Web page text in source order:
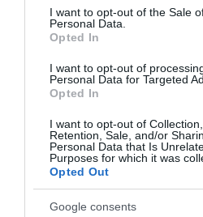
consent section.
I want to opt-out of the Sale
Personal Data.
Opted In
I want to opt-out of
Personal Data for Targeted
Opted In
I want to opt-out of Collection,
Retention, Sale, and/or
Personal Data that Is
Purposes for which it was
Opted Out
Google consents
04.06.2024
ΤΕΛΕΥΤΑΙΑ ΝΕΑ